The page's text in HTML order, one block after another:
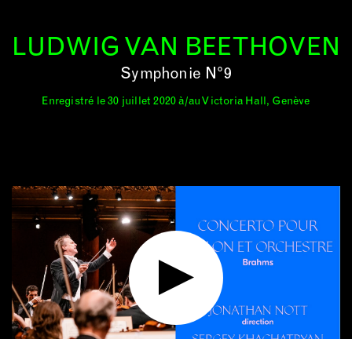
LUDWIG VAN BEETHOVEN
Symphonie N°9
Enregistré le 30 juillet 2020 à/au Victoria Hall, Genève